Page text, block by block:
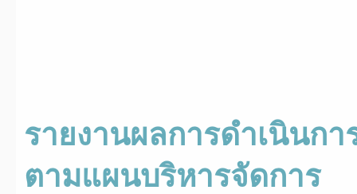
รายงานผลการดำเนินกา
ตามแผนบริหารจัดการ